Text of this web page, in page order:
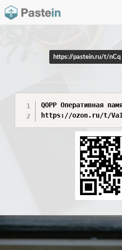
https://pastein.ru/t/nCq
QOPP Оперативная
https://ozon.ru/t/